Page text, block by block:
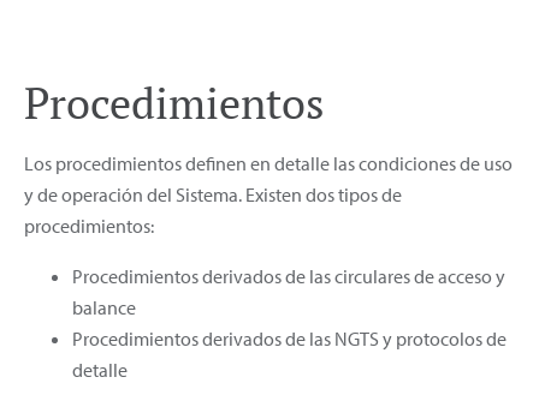
Procedimientos
Los procedimientos definen en detalle las condiciones de uso
y de operación del Sistema. Existen dos tipos de
procedimientos:
Procedimientos derivados de las circulares de acceso y
balance
Procedimientos derivados de las NGTS y protocolos de
detalle